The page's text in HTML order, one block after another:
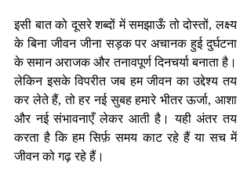
इसी बात को दूसरे शब्दों में समझाऊँ तो दोस्तों, लक्ष्य
के बिना जीवन जीना सड़क पर अचानक हुई दुर्घटना
के समान अराजक और तनावपूर्ण दिनचर्या बनाता है।
लेकिन इसके विपरीत जब हम जीवन का उद्देश्य तय
कर लेते हैं, तो हर नई सुबह हमारे भीतर ऊर्जा, आशा
और नई संभावनाएँ लेकर आती है। यही अंतर तय
करता है कि हम सिर्फ़ समय काट रहे हैं या सच में
जीवन को गढ़ रहे हैं।